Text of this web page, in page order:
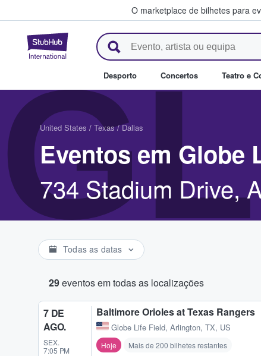
O marketplace de bilhetes para
StubHub – onde os fãs
Desporto Concertos Teatro e
United States / Texas / Dallas
Eventos em Globe
734 Stadium Drive,
Todas as datas
29eventos em todas as localizações
7 DE
AGO.
SEX.
7:05 PM
Baltimore Orioles at Texas Rangers
Globe Life Field, Arlington, TX, US
Hoje Mais de 200 bilhetes restantes